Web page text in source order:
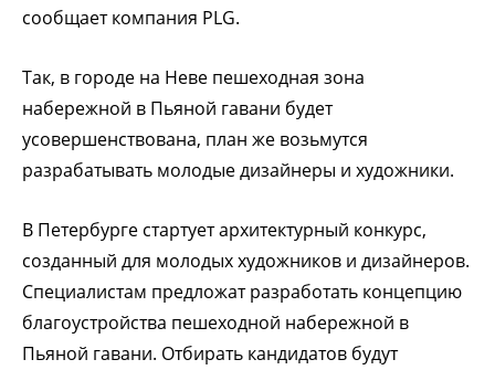
сообщает компания PLG.
Так, в городе на Неве пешеходная зона
набережной в Пьяной гавани будет
усовершенствована, план же возьмутся
разрабатывать молодые дизайнеры и художники.
В Петербурге стартует архитектурный конкурс,
созданный для молодых художников и дизайнеров.
Специалистам предложат разработать концепцию
благоустройства пешеходной набережной в
Пьяной гавани. Отбирать кандидатов будут